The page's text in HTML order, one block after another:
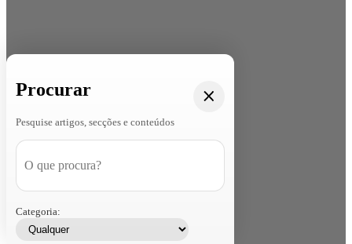
Procurar
Pesquise artigos, secções e conteúdos
Categoria: